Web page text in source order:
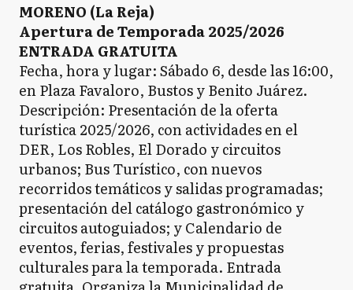
MORENO (La Reja)
Apertura de Temporada 2025/2026
ENTRADA GRATUITA
Fecha, hora y lugar: Sábado 6, desde las 16:00,
en Plaza Favaloro, Bustos y Benito Juárez.
Descripción: Presentación de la oferta
turística 2025/2026, con actividades en el
DER, Los Robles, El Dorado y circuitos
urbanos; Bus Turístico, con nuevos
recorridos temáticos y salidas programadas;
presentación del catálogo gastronómico y
circuitos autoguiados; y Calendario de
eventos, ferias, festivales y propuestas
culturales para la temporada. Entrada